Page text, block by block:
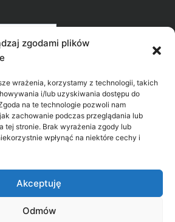
zgodami plików
wrażenia, korzystamy z technologii, takich
i/lub uzyskiwania dostępu do
na te technologie pozwoli nam
zachowanie podczas przeglądania lub
tej stronie. Brak wyrażenia zgody lub
wpłynąć na niektóre cechy i
Akceptuję
Odmów
NASZ REGION